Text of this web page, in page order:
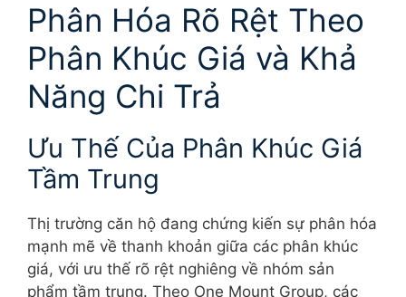
Phân Hóa Rõ Rệt Theo
Phân Khúc Giá và Khả
Năng Chi Trả
Ưu Thế Của Phân Khúc Giá
Tầm Trung
Thị trường căn hộ đang chứng kiến sự phân hóa
mạnh mẽ về thanh khoản giữa các phân khúc
giá, với ưu thế rõ rệt nghiêng về nhóm sản
phẩm tầm trung. Theo One Mount Group, các